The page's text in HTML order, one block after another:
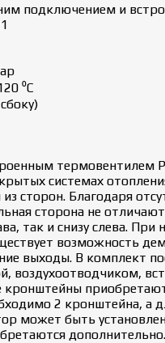
подключением и
⁰С
термовентилем
системах
сторон. Благодаря
сторона не
так и снизу слева. При
возможность
выходы. В комплект
воздухоотводчиком,
2 кронштейна, а
может быть
дополнительно.